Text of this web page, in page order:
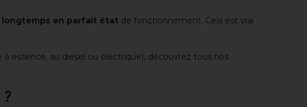
longtemps en parfait état de fonctionnement. Cela est vrai
à essence, au diesel ou électrique), découvrez tous nos
?